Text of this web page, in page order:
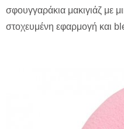
σφουγγαράκια μακιγιάζ με
στοχευμένη εφαρμογή και